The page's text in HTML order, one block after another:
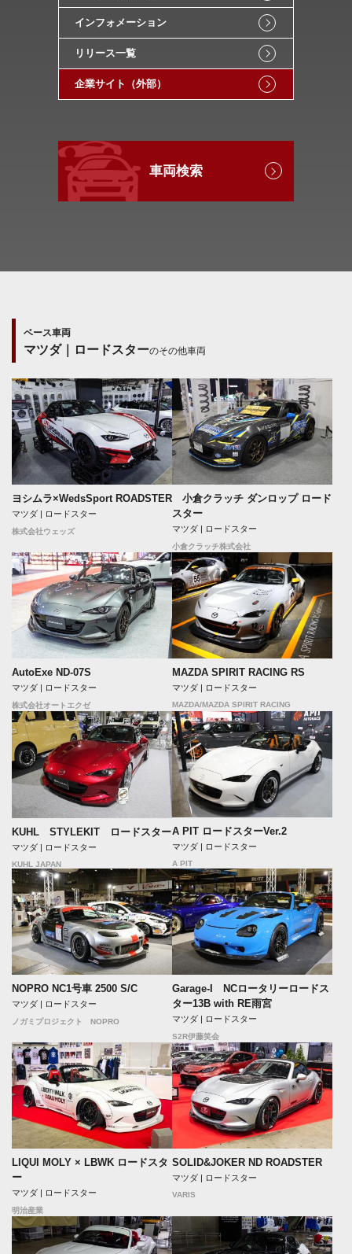
インフォメーション
リリース一覧
企業サイト（外部）
車両検索
ベース車両
マツダ｜ロードスターのその他車両
ヨシムラ×WedsSport ROADSTER
マツダ | ロードスター
株式会社ウェッズ
小倉クラッチ ダンロップ ロード
スター
マツダ | ロードスター
小倉クラッチ株式会社
AutoExe ND-07S
マツダ | ロードスター
株式会社オートエクゼ
MAZDA SPIRIT RACING RS
マツダ | ロードスター
MAZDA/MAZDA SPIRIT RACING
KUHL STYLEKIT ロードスター
マツダ | ロードスター
KUHL JAPAN
A PIT ロードスターVer.2
マツダ | ロードスター
A PIT
NOPRO NC1号車 2500 S/C
マツダ | ロードスター
ノガミプロジェクト NOPRO
Garage-I NCロータリーロードス
ター13B with RE雨宮
マツダ | ロードスター
S2R伊藤笑会
LIQUI MOLY × LBWK ロードスタ
ー
マツダ | ロードスター
明治産業
SOLID&JOKER ND ROADSTER
マツダ | ロードスター
VARIS